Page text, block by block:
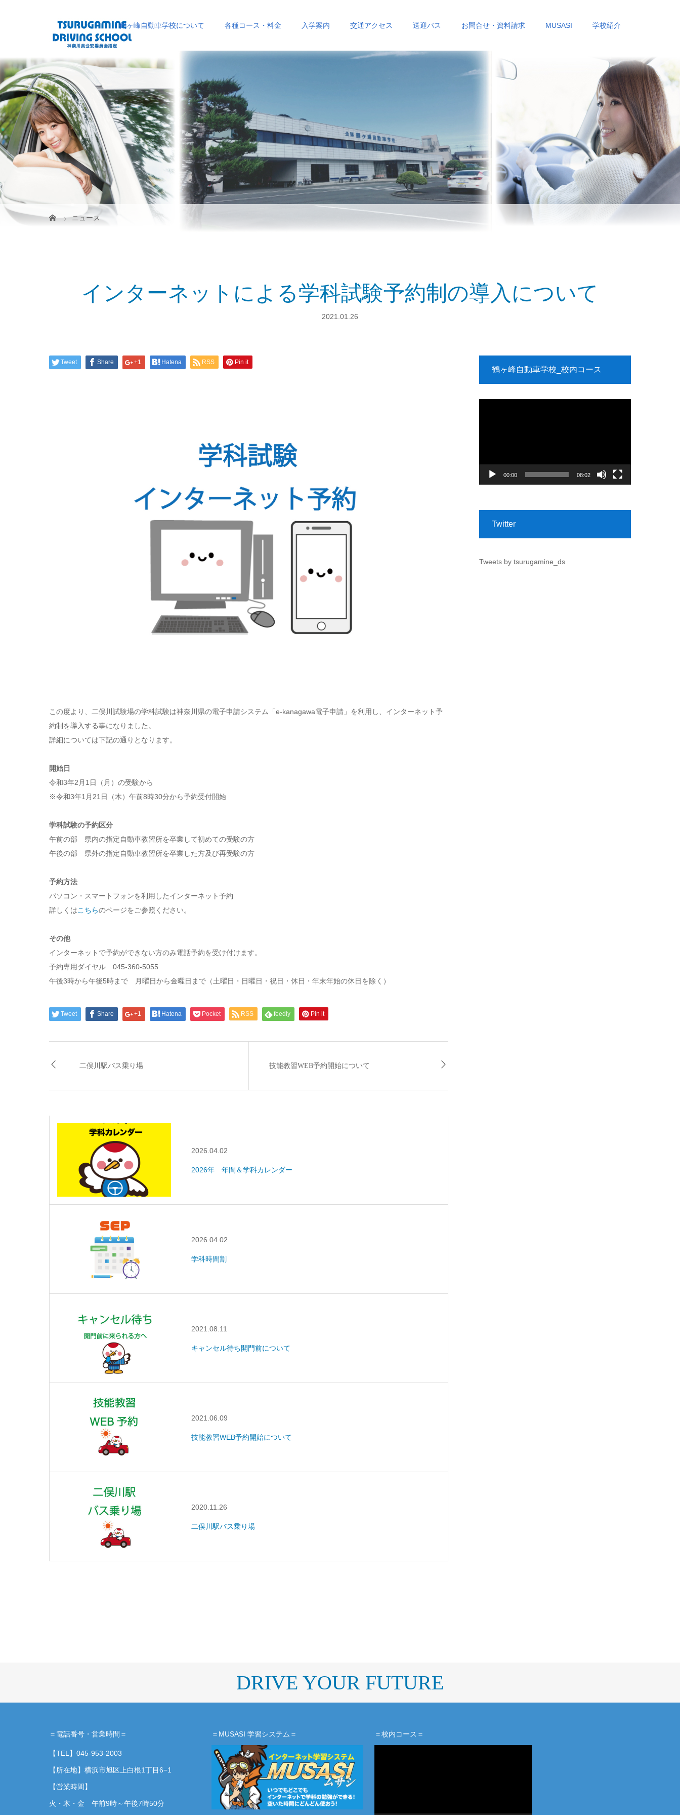
鶴ヶ峰自動車学校について 各種コース・料金 入学案内 交通アクセス 送迎バス お問合せ・資料請求 MUSASI 学校紹介
ニュース
インターネットによる学科試験予約制の導入について
2021.01.26
Tweet Share +1 Hatena RSS Pin it
この度より、二俣川試験場の学科試験は神奈川県の電子申請システム「e-kanagawa電子申請」を利用し、インターネット予
約制を導入する事になりました。
詳細については下記の通りとなります。
開始日
令和3年2月1日（月）の受験から
※令和3年1月21日（木）午前8時30分から予約受付開始
学科試験の予約区分
午前の部 県内の指定自動車教習所を卒業して初めての受験の方
午後の部 県外の指定自動車教習所を卒業した方及び再受験の方
予約方法
パソコン・スマートフォンを利用したインターネット予約
詳しくはこちらのページをご参照ください。
その他
インターネットで予約ができない方のみ電話予約を受け付けます。
予約専用ダイヤル 045-360-5055
午後3時から午後5時まで 月曜日から金曜日まで（土曜日・日曜日・祝日・休日・年末年始の休日を除く）
Tweet Share +1 Hatena Pocket RSS feedly Pin it
二俣川駅バス乗り場 技能教習WEB予約開始について
2026.04.02
2026年 年間＆学科カレンダー
2026.04.02
学科時間割
2021.08.11
キャンセル待ち開門前について
2021.06.09
技能教習WEB予約開始について
2020.11.26
二俣川駅バス乗り場
鶴ヶ峰自動車学校_校内コース
動
00:00 08:02
Twitter
Tweets by tsurugamine_ds
DRIVE YOUR FUTURE
＝電話番号・営業時間＝
【TEL】 045-953-2003
【所在地】横浜市旭区上白根1丁目6−1
【営業時間】
火・木・金 午前9時～午後7時50分
＝MUSASI 学習システム＝ ＝校内コース＝
動